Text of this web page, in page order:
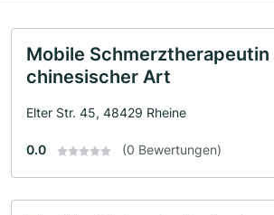
Mobile Schmerztherapeutin
chinesischer Art
Elter Str. 45, 48429 Rheine
0.0 (0 Bewertungen)